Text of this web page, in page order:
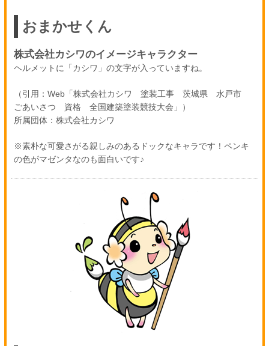
おまかせくん
株式会社カシワのイメージキャラクター
ヘルメットに「カシワ」の文字が入っていますね。
（引用：Web「株式会社カシワ 塗装工事 茨城県 水戸市
ごあいさつ 資格 全国建築塗装競技大会」）
所属団体：株式会社カシワ
※素朴な可愛さがる親しみのあるドックなキャラです！ペンキ
の色がマゼンタなのも面白いです♪